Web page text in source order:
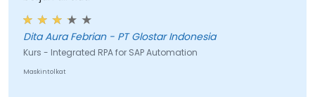
Dita Aura Febrian - PT Glostar Indonesia
Kurs - Integrated RPA for SAP Automation
Maskintolkat